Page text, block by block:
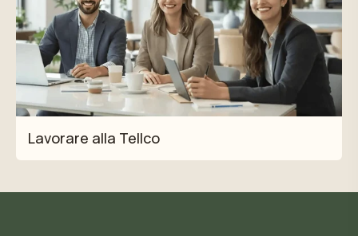
Lavorare alla Tellco